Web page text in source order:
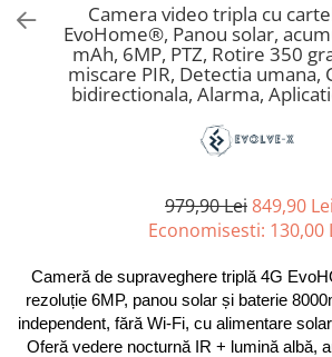
Camera video tripla cu
EvoHome®, Panou solar,
mAh, 6MP, PTZ, Rotire 350
miscare PIR, Detectia umana,
bidirectionala, Alarma,
979,90 Lei849,90 Lei
Economisesti: 130,00
Cameră de supraveghere triplă 4G
rezoluție 6MP, panou solar și baterie
independent, fără Wi-Fi, cu alimentare
Oferă vedere nocturnă IR + lumină albă,